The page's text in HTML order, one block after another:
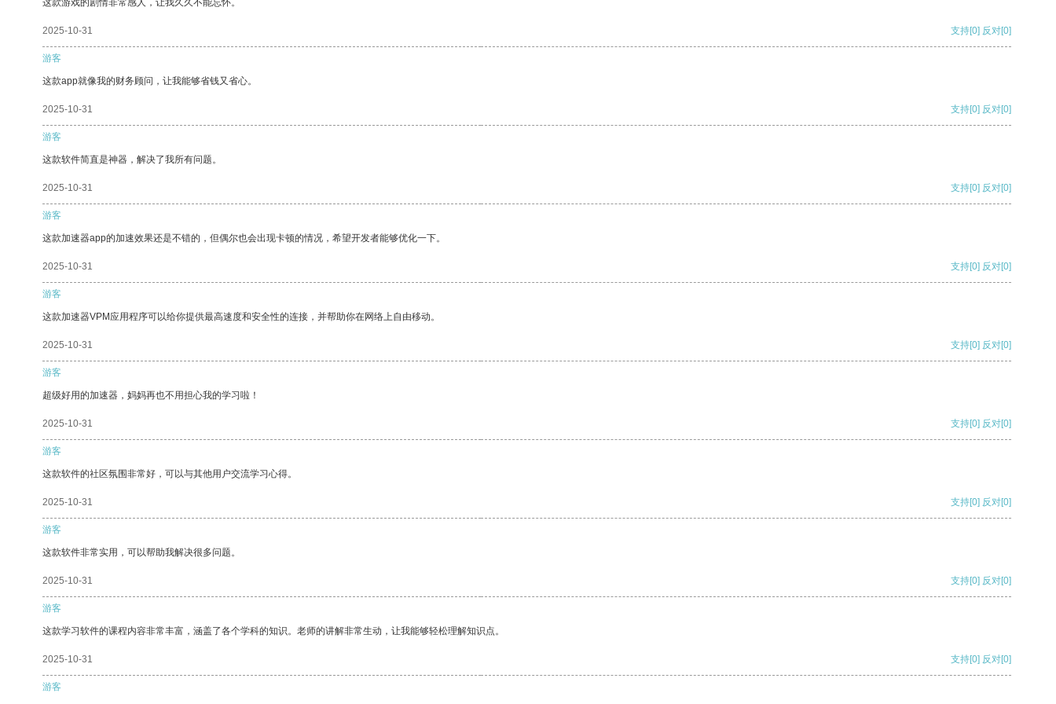
这款游戏的剧情非常感人，让我久久不能忘怀。
2025-10-31 支持[0] 反对[0]
游客
这款app就像我的财务顾问，让我能够省钱又省心。
2025-10-31 支持[0] 反对[0]
游客
这款软件简直是神器，解决了我所有问题。
2025-10-31 支持[0] 反对[0]
游客
这款加速器app的加速效果还是不错的，但偶尔也会出现卡顿的情况，希望开发者能够优化一下。
2025-10-31 支持[0] 反对[0]
游客
这款加速器VPM应用程序可以给你提供最高速度和安全性的连接，并帮助你在网络上自由移动。
2025-10-31 支持[0] 反对[0]
游客
超级好用的加速器，妈妈再也不用担心我的学习啦！
2025-10-31 支持[0] 反对[0]
游客
这款软件的社区氛围非常好，可以与其他用户交流学习心得。
2025-10-31 支持[0] 反对[0]
游客
这款软件非常实用，可以帮助我解决很多问题。
2025-10-31 支持[0] 反对[0]
游客
这款学习软件的课程内容非常丰富，涵盖了各个学科的知识。老师的讲解非常生动，让我能够轻松理解知识点。
2025-10-31 支持[0] 反对[0]
游客